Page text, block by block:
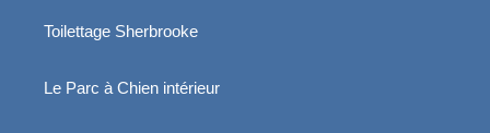
Toilettage Sherbrooke
Le Parc à Chien intérieur